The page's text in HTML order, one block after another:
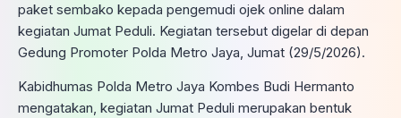
paket sembako kepada pengemudi ojek online dalam
kegiatan Jumat Peduli. Kegiatan tersebut digelar di depan
Gedung Promoter Polda Metro Jaya, Jumat (29/5/2026).
Kabidhumas Polda Metro Jaya Kombes Budi Hermanto
mengatakan, kegiatan Jumat Peduli merupakan bentuk